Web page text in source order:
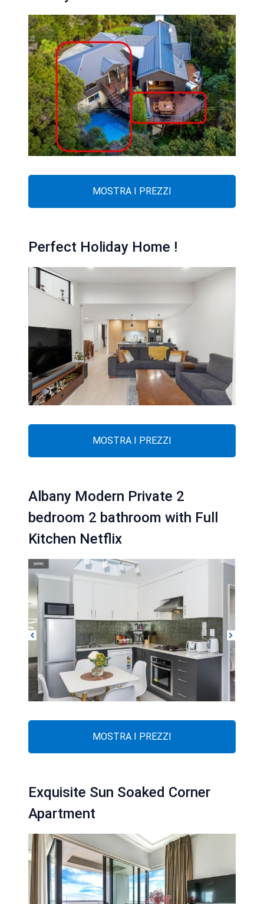
MOSTRA I PREZZI
Perfect Holiday Home !
MOSTRA I PREZZI
Albany Modern Private 2
bedroom 2 bathroom with Full
Kitchen Netflix
MOSTRA I PREZZI
Exquisite Sun Soaked Corner
Apartment